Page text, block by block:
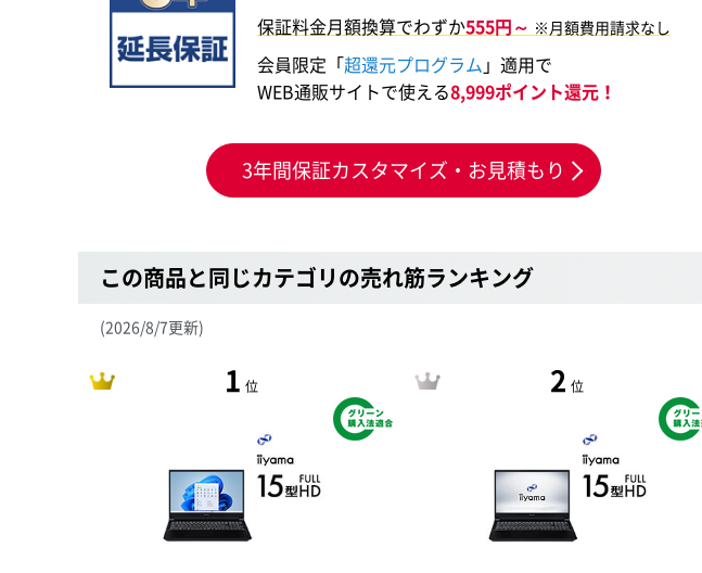
保証料金月額換算でわずか555円～ ※月額費用請求なし
会員限定「超還元プログラム 」適用で
WEB通販サイトで使える8,999ポイント還元！
3年間保証カスタマイズ・お見積もり
この商品と同じカテゴリの売れ筋ランキング
(2026/8/7更新)
1 位 2 位